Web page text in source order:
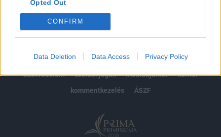
Opted Out
CONFIRM
Data Deletion Data Access Privacy Policy
impresszum
jogi nyilatkozat
süti beállítások
adatvédelem
szerzői jogok médiaajánlat
karrier
kommentkezelés
ÁSZF